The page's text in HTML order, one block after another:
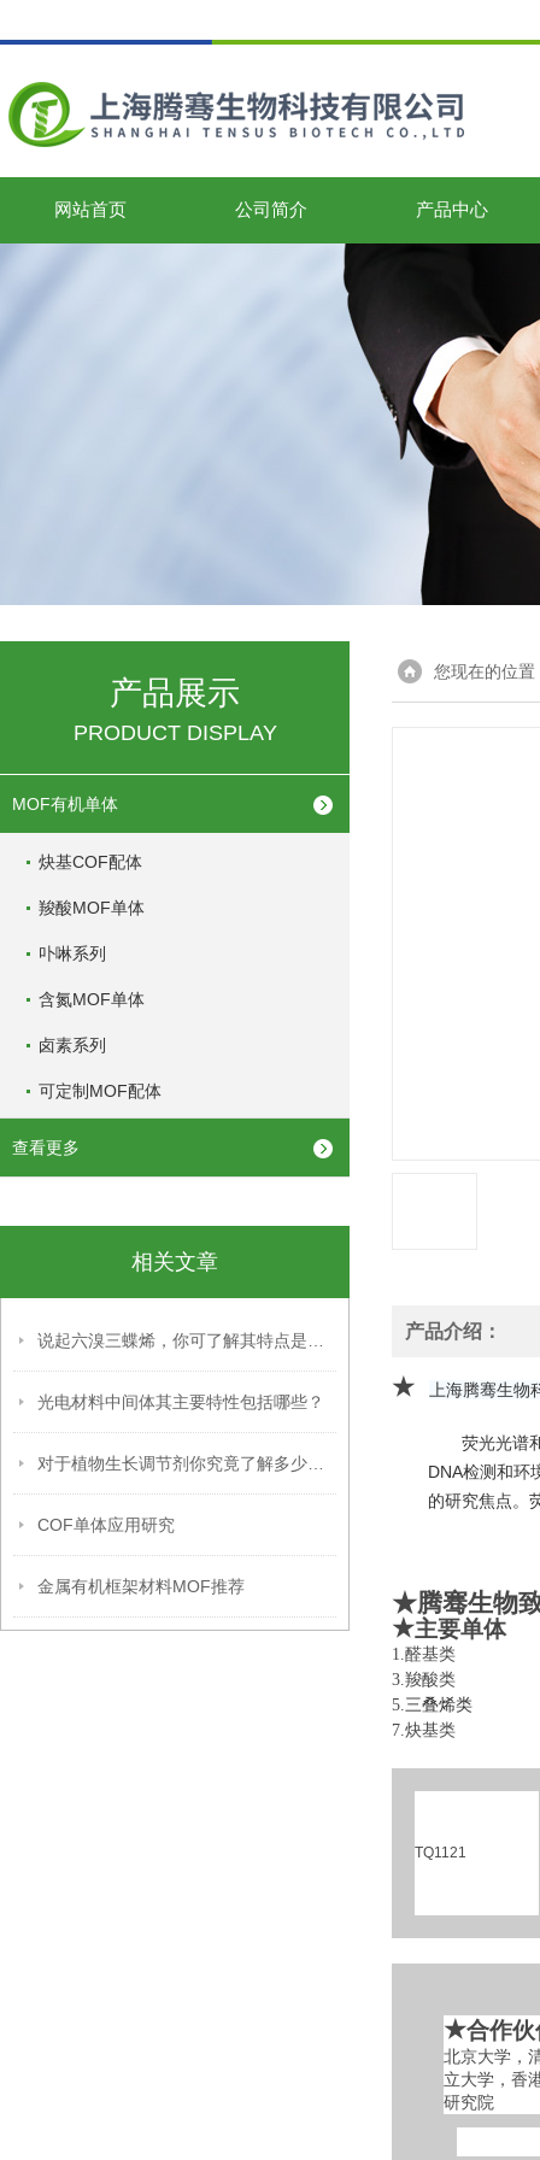
网站首页 公司简介 产品中心
产品展示
PRODUCT DISPLAY
MOF有机单体
炔基COF配体
羧酸MOF单体
卟啉系列
含氮MOF单体
卤素系列
可定制MOF配体
查看更多
相关文章
光电材料中间体其主要特性包括哪些？
COF单体应用研究
金属有机框架材料MOF推荐
您现在的位置
产品介绍：
★ 上海腾骞生物
荧光光谱
DNA检测和环
的研究焦点。
★腾骞生物
★主要单体
1.醛基
3.羧酸
5.三叠烯类
7.炔基类
TQ1121
★合作伙
北京大学，
立大学，香
研究院